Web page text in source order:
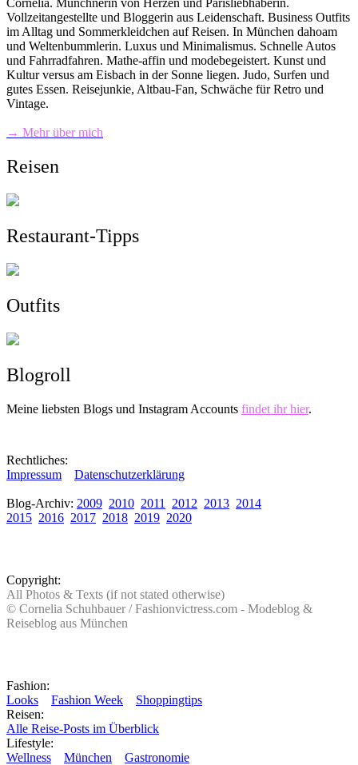
Cornelia. Münchnerin von Herzen und Parisliebhaberin.
Vollzeitangestellte und Bloggerin aus Leidenschaft. Business Outfits
im Alltag und Sommerkleidchen auf Reisen. In München dahoam
und Weltenbummlerin. Luxus und Minimalismus. Schnelle Autos
und Fahrradfahren. Mathe-affin und modebegeistert. Kunst und
Kultur versus am Eisbach in der Sonne liegen. Judo, Surfen und
gutes Essen. Reisejunkie, Altbau-Fan, Schwäche für Retro und
Vintage.
→ Mehr über mich
Reisen
Restaurant-Tipps
Outfits
Blogroll
Meine liebsten Blogs und Instagram Accounts findet ihr hier.
Rechtliches:
Impressum
Datenschutzerklärung
Blog-Archiv: 2009 2010 2011 2012 2013 2014
2015 2016 2017 2018 2019 2020
Copyright:
All Photos & Texts (if not stated otherwise)
© Cornelia Schuhbauer / Fashionvictress.com - Modeblog &
Reiseblog aus München
Fashion:
Looks
Fashion Week
Shoppingtips
Reisen:
Alle Reise-Posts im Überblick
Lifestyle:
Wellness
München Gastronomie